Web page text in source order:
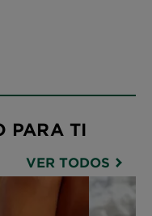
PARA TI
VER TODOS